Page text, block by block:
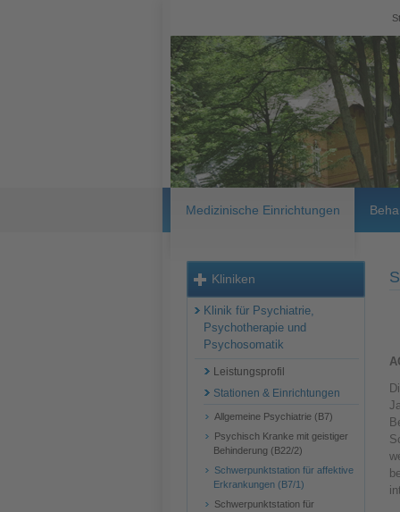
Medizinische Einrichtungen
Kliniken
Klinik für Psychiatrie,
Psychotherapie und
Psychosomatik
Leistungsprofil
Stationen & Einrichtungen
Allgemeine Psychiatrie (B7)
Psychisch Kranke mit geistiger
Behinderung (B22/2)
Schwerpunktstation für affektive
Erkrankungen (B7/1)
Schwerpunktstation für